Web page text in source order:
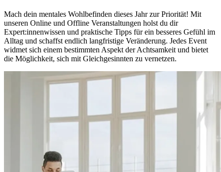
Mach dein mentales Wohlbefinden dieses Jahr zur Priorität! Mit
unseren Online und Offline Veranstaltungen holst du dir
Expert:innenwissen und praktische Tipps für ein besseres Gefühl im
Alltag und schaffst endlich langfristige Veränderung. Jedes Event
widmet sich einem bestimmten Aspekt der Achtsamkeit und bietet
die Möglichkeit, sich mit Gleichgesinnten zu vernetzen.